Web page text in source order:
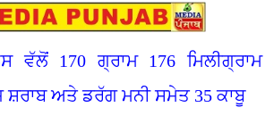
ਵੱਲੋਂ 170 ਗ੍ਰਾਮ 176 ਮਿਲੀਗ੍ਰਾਮ
ਅਤੇ ਡਰੱਗ ਮਨੀ ਸਮੇਤ 35 ਕਾਬੂ